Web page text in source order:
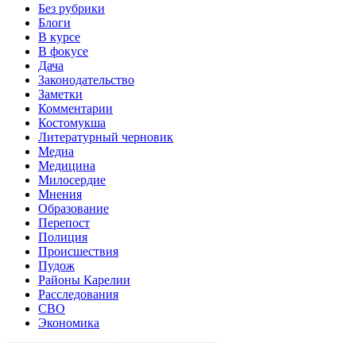
Без рубрики
Блоги
В курсе
В фокусе
Дача
Законодательство
Заметки
Комментарии
Костомукша
Литературный черновик
Медиа
Медицина
Милосердие
Мнения
Образование
Перепост
Полиция
Происшествия
Пудож
Районы Карелии
Расследования
СВО
Экономика